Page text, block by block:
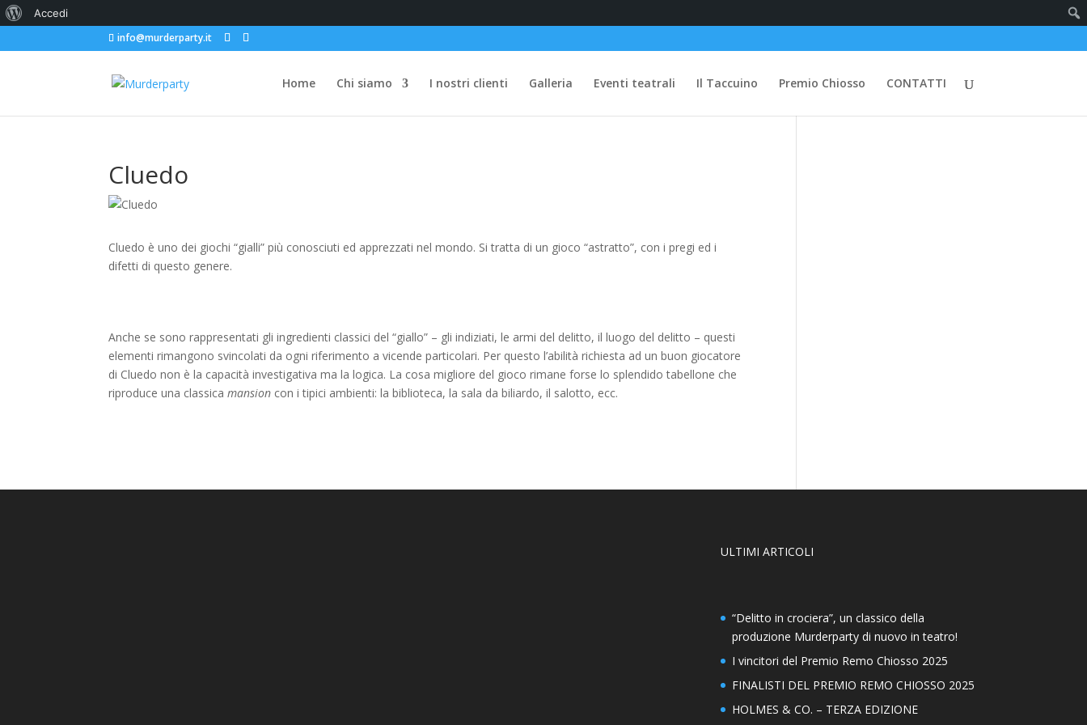
Informazioni
Accedi
info@murderparty.it
Home Chi siamo I nostri clienti Galleria Eventi teatrali Il Taccuino Premio Chiosso CONTATTI
Cluedo
Cluedo è uno dei giochi “gialli” più conosciuti ed apprezzati nel mondo. Si tratta di un gioco “astratto”, con i pregi ed i
difetti di questo genere.
Anche se sono rappresentati gli ingredienti classici del “giallo” – gli indiziati, le armi del delitto, il luogo del delitto – questi
elementi rimangono svincolati da ogni riferimento a vicende particolari. Per questo l’abilità richiesta ad un buon giocatore
di Cluedo non è la capacità investigativa ma la logica. La cosa migliore del gioco rimane forse lo splendido tabellone che
riproduce una classicamansion con i tipici ambienti: la biblioteca, la sala da biliardo, il salotto, ecc.
ULTIMI ARTICOLI
“Delitto in crociera”, un classico della
produzione Murderparty di nuovo in teatro!
I vincitori del Premio Remo Chiosso 2025
FINALISTI DEL PREMIO REMO CHIOSSO 2025
HOLMES & CO. – TERZA EDIZIONE